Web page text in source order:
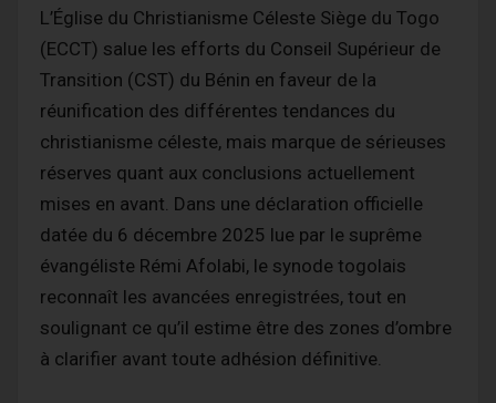
L’Église du Christianisme Céleste Siège du Togo
(ECCT) salue les efforts du Conseil Supérieur de
Transition (CST) du Bénin en faveur de la
réunification des différentes tendances du
christianisme céleste, mais marque de sérieuses
réserves quant aux conclusions actuellement
mises en avant. Dans une déclaration officielle
datée du 6 décembre 2025 lue par le suprême
évangéliste Rémi Afolabi, le synode togolais
reconnaît les avancées enregistrées, tout en
soulignant ce qu’il estime être des zones d’ombre
à clarifier avant toute adhésion définitive.